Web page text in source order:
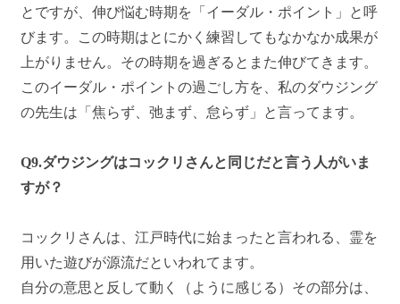
とですが、伸び悩む時期を「イーダル・ポイント」と呼
びます。この時期はとにかく練習してもなかなか成果が
上がりません。その時期を過ぎるとまた伸びてきます。
このイーダル・ポイントの過ごし方を、私のダウジング
の先生は「焦らず、弛まず、怠らず」と言ってます。
Q9.ダウジングはコックリさんと同じだと言う人がいま
すが？
コックリさんは、江戸時代に始まったと言われる、霊を
用いた遊びが源流だといわれてます。
自分の意思と反して動く（ように感じる）その部分は、